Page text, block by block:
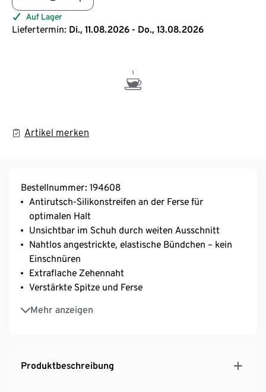
Auf Lager
Liefertermin: Di., 11.08.2026 - Do., 13.08.2026
Artikel merken
Bestellnummer: 194608
Antirutsch-Silikonstreifen an der Ferse für
optimalen Halt
Unsichtbar im Schuh durch weiten Ausschnitt
Nahtlos angestrickte, elastische Bündchen – kein
Einschnüren
Extraflache Zehennaht
Verstärkte Spitze und Ferse
Mehr anzeigen
Weiche Qualität mit Baumwolle
Mit Elasthan: formbeständig, perfekter Sitz, hoher
Produktbeschreibung